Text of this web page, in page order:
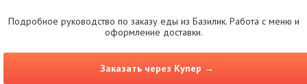
Подробное руководство по заказу еды из Базилик. Работа с меню и
оформление доставки.
Заказать через Купер →